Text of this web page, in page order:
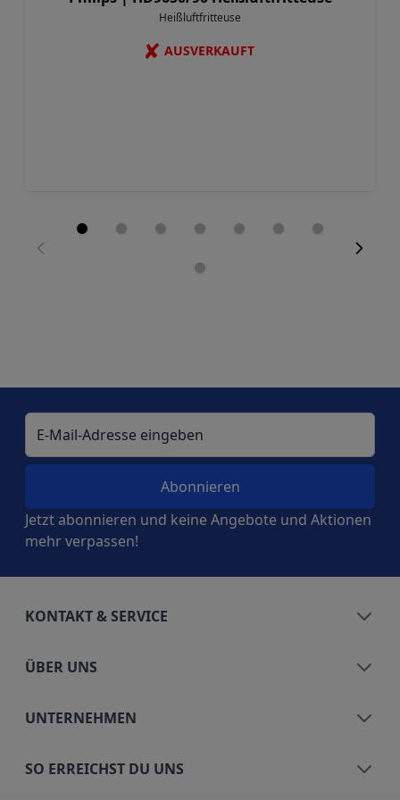
Heißluftfritteuse
✘ AUSVERKAUFT
E-Mail-Adresse
Jetzt abonnieren und keine Angebote und Aktionen
mehr verpassen!
KONTAKT & SERVICE
ÜBER UNS
UNTERNEHMEN
SO ERREICHST DU UNS